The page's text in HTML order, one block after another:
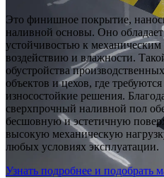
Это финишное покрытие,
наливной основы. Оно
устойчивостью к
воздействию и влажности.
обустройства
объектов и цехов, где
износостойкие решения.
сверхпрочный наливной пол
бесшовную и эстетичную
высокую механическую
любых условиях эксплуатации.
Узнать подробнее и подобрать